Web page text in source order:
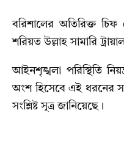
বরিশালের অতিরিক্ত চিফ
শরিয়ত উল্লাহ সামারি
আইনশৃঙ্খলা পরিস্থিতি
অংশ হিসেবে এই ধরনের
সংশ্লিষ্ট সূত্র জানিয়েছে।